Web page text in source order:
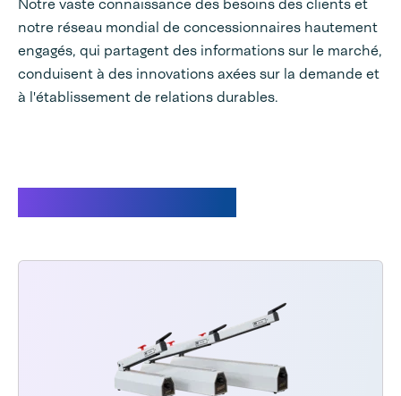
notre réseau mondial de concessionnaires hautement
engagés, qui partagent des informations sur le marché,
conduisent à des innovations axées sur la demande et
à l'établissement de relations durables.